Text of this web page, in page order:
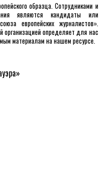
образца. Сотрудниками и
являются кандидаты или
европейских журналистов».
организацией определяет для нас
материалам на нашем ресурсе.